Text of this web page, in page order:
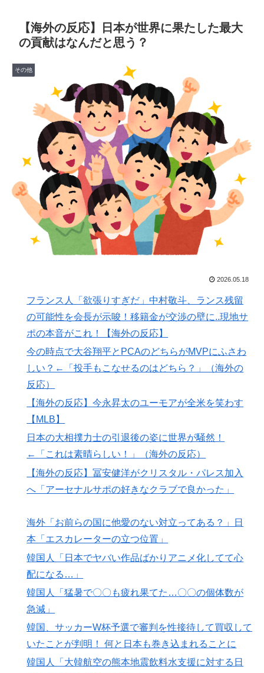
▶ 【MLB】村上宗隆とルイス・アラエスの指標が完全に真
逆 → 「予想通りの結果」「この2人は合体してくれ」
▶
何故なのか」
日本人「敷地内に勝手に停めた車がバチバチにブロック
されててウケた」→結末がめっちゃおもろいｗｗｗ【タ
イ人の反応】
フランス人「欲張りすぎだ」中村敬斗、ランス残留の可
能性を会長が示唆！移籍金が交渉の壁に..現地サポの本
音がこれ！【海外の反応】
▶
海外の反応：熊本の病院で手術中に熊本地震が発生、大
揺れの中でも患者を守った医師たちの対応ぶりに海外大
絶賛
韓国政府、謝罪をすれば賠償を放棄する案を日本側に提
示するも拒否される＝韓国の反応
海外「ディズニーがゴミのようだ！」日本がアニメ化し
▶
韓国人「日本でヤバい作品ばかりアニメ化してて心配に
なる…」
▶
海外「まるでトランプ」FIFAがW杯開催都市と結んだ約
束を守らないことに海外大騒ぎ！（海外の反応）
▶
海外「日本人がアメリカに対してとても良いことを言っ
外国人「米・ジャガイモ・パン・麺の4大主食、一生食
【海外の反応】冨安健洋がクリスタル・パレス加入へ
韓国人「猛暑で〇〇も疲れ果てた…〇〇の個体数が急
▶ 海外「中国が世界資産税を導入。財政不足を海外資産へ
の課税で補おうとする」
▶
【海外の反応】今永昇太、好調の秘訣はスマホ画面だと
イマナガ節を炸裂「NPBでは面白さが必須条件なの？」
▶
的の出産ツーリズム禁止令」に署名…寄生侵略防止へ
[海外の反応]
▶ 英国人「ようこそ」冨安健洋、クリスタルパレス加入が
決定的に！メディカル検査をパス！現地サポが歓迎！ア
ーセナルファンも祝福！【海外の反応】
【海外の反応】日本が世界に果たした最大
の貢献はなんだと思う？
その他
2026.05.18
フランス人「欲張りすぎだ」中村敬斗、ランス残留
の可能性を会長が示唆！移籍金が交渉の壁に..現地サ
ポの本音がこれ！【海外の反応】
今の時点で大谷翔平とPCAのどちらがMVPにふさわ
しい？←「投手もこなせるのはどちら？」（海外の
反応）
【海外の反応】今永昇太のユーモアが全米を笑わす
【MLB】
日本の大相撲力士の引退後の姿に世界が騒然！
←「これは素晴らしい！」（海外の反応）
【海外の反応】冨安健洋がクリスタル・パレス加入
へ「アーセナルサポの好きなクラブで良かった」
海外「お前らの国に他愛のない対立ってある？」日
本「エスカレーターの立つ位置」
韓国人「日本でヤバい作品ばかりアニメ化してて心
配になる…」
韓国人「猛暑で〇〇も疲れ果てた…〇〇の個体数が
急減」
韓国、サッカーW杯予選で審判を性接待して買収して
いたことが判明！ 何と日本も巻き込まれることに
韓国人「大韓航空の熊本地震飲料水支援に対する日